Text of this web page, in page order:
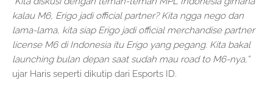
kalau M6, Erigo jadi official partner? Kita ngga nego dan
lama-lama, kita siap Erigo jadi official merchandise partner
license M6 di Indonesia itu Erigo yang pegang. Kita bakal
launching bulan depan saat sudah mau road to M6-nya,”
ujar Haris seperti dikutip dari Esports ID.